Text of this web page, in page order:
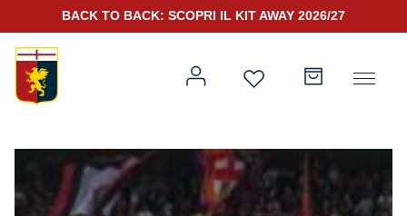
Prima squadra
Kit Gara 2026/27
BACK TO BACK: SCOPRI IL KIT AWAY 2026/27